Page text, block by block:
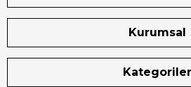
Kurumsal
Kategoriler